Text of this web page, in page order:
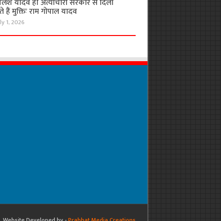
यादव ही अत्याचारी सरकार से दिला
मुक्तिः राम गोपाल यादव
1, 2026